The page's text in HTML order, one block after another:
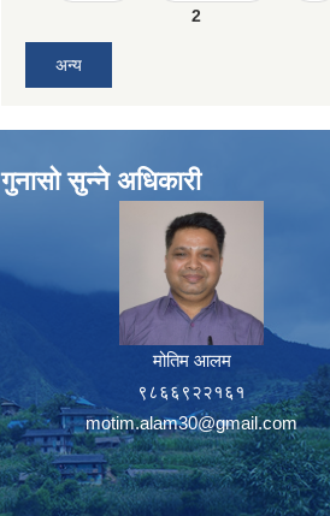
2
अन्य
गुनासो सुन्ने अधिकारी
मोतिम आलम
९८६६९२२१६१
motim.alam30@gmail.com